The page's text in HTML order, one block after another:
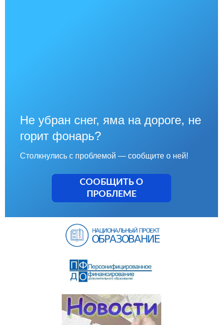
Не убран снег, яма на дороге, не
горит фонарь?
Столкнулись с проблемой — сообщите о ней!
СООБЩИТЬ О
ПРОБЛЕМЕ